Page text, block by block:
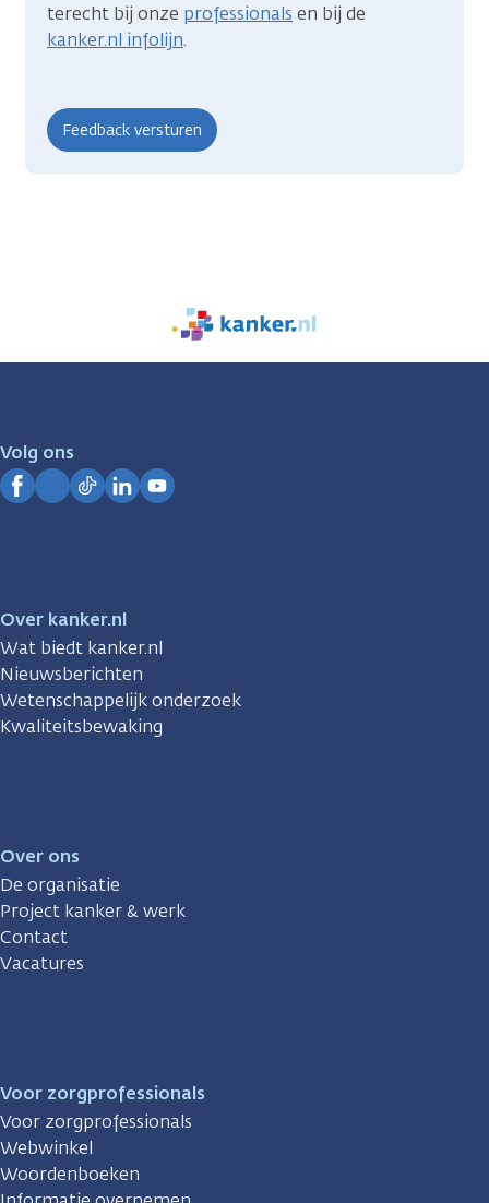
terecht bij onze professionals en bij de
kanker.nl infolijn.
We
zijn
Volg ons
Over kanker.nl
Wat biedt kanker.nl
Nieuwsberichten
Wetenschappelijk onderzoek
Kwaliteitsbewaking
Over ons
De organisatie
Project kanker & werk
Contact
Vacatures
Voor zorgprofessionals
Voor zorgprofessionals
Webwinkel
Woordenboeken